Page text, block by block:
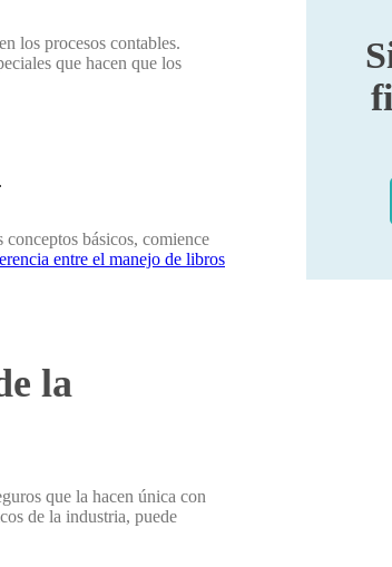
los procesos contables.
que hacen que los
básicos, comience
entre el manejo de libros
la
que la hacen única con
de la industria, puede